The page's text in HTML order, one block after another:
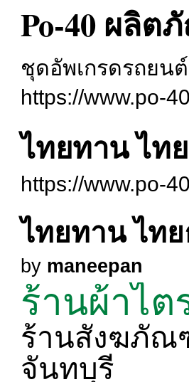
Po-40 ผลิ
ชุดอัพเกรดรถยน
https://www.po-
ไทยทาน ไท
https://www.po-
ไทยทาน ไท
by maneepan
ร้านผ้าไ
ร้านสังฆภัณ
จันทบุรี